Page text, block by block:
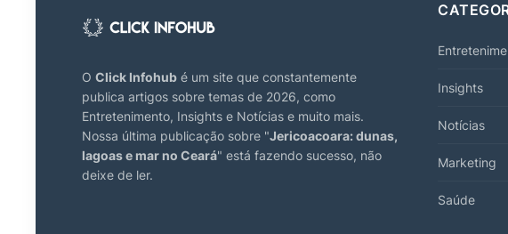
O Click Infohub é um site que constantemente
publica artigos sobre temas de 2026, como
Entretenimento, Insights e Notícias e muito mais.
Nossa última publicação sobre "Jericoacoara: dunas,
lagoas e mar no Ceará" está fazendo sucesso, não
deixe de ler.
Insights
Notícias
Marketing
Saúde